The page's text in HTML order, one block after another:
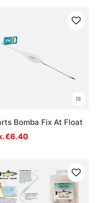
Bomba Fix At Float